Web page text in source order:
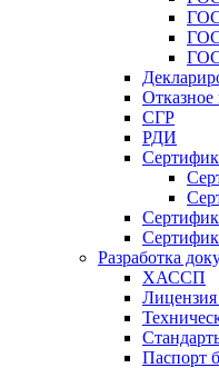
Отказное
СГР
РДИ
Разработка
ХАССП
Паспорт